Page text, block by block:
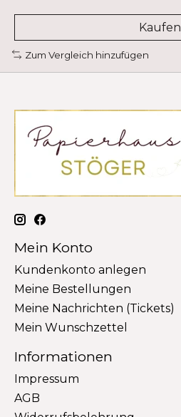
Kaufen
Zum Vergleich hinzufügen
Mein Konto
Kundenkonto anlegen
Meine Bestellungen
Meine Nachrichten (Tickets)
Mein Wunschzettel
Informationen
Impressum
AGB